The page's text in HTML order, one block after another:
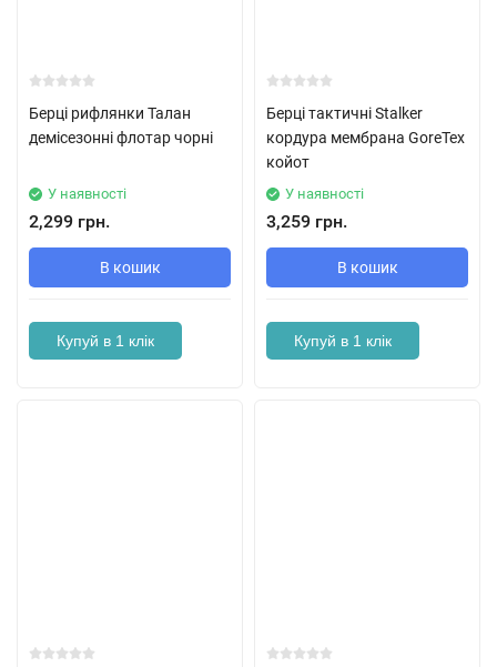
Берці рифлянки Талан
демісезонні флотар чорні
У наявності
2,299 грн.
В кошик
Купуй в 1 клік
Берці тактичні Stalker
кордура мембрана GoreTex
койот
У наявності
3,259 грн.
В кошик
Купуй в 1 клік